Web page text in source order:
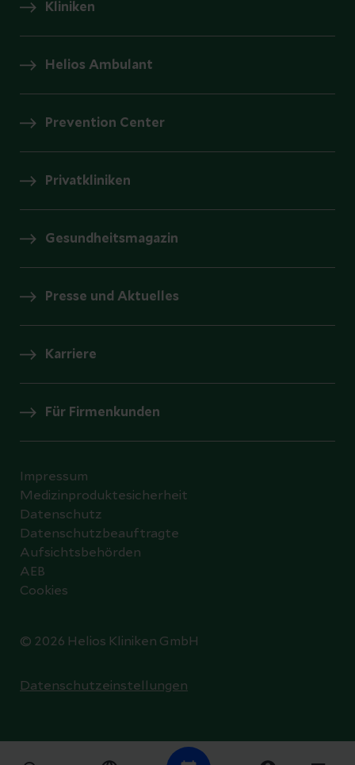
Kliniken
Helios Ambulant
Prevention Center
Privatkliniken
Gesundheitsmagazin
Presse und Aktuelles
Karriere
Für Firmenkunden
© 2026 Helios Kliniken GmbH
Impressum
Medizinproduktesicherheit
Datenschutz
Datenschutzbeauftragte
Aufsichtsbehörden
AEB
Cookies
Datenschutzeinstellungen